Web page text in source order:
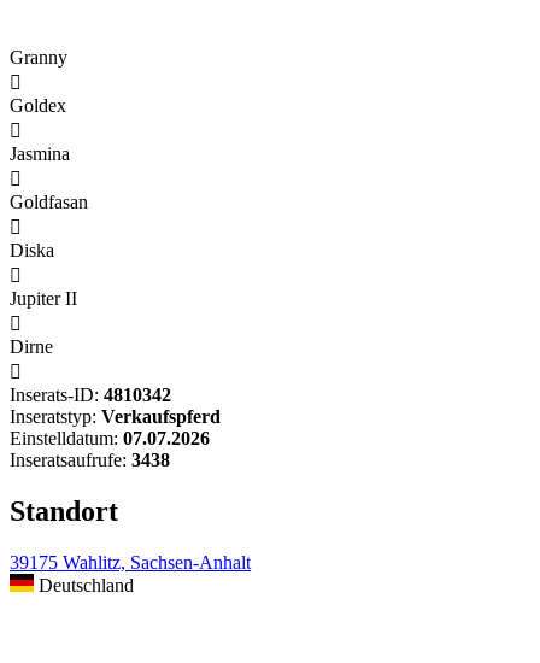
Granny

Goldex

Jasmina

Goldfasan

Diska

Jupiter II

Dirne

Inserats-ID: 4810342
Inseratstyp: Verkaufspferd
Einstelldatum: 07.07.2026
Inseratsaufrufe: 3438
Standort
39175 Wahlitz, Sachsen-Anhalt
Deutschland